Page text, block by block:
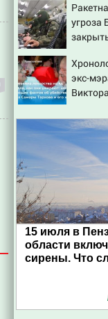
сумме
угроза
России
экс-
новые
15 июля в
области
сирены. Что